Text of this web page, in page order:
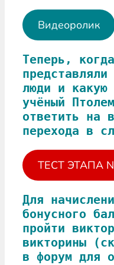
Видеоролик
Теперь,
люди и какую
учёный
ответить на
перехода в
ТЕСТ ЭТАПА
Для
бонусного
пройти
викторины
в форум для